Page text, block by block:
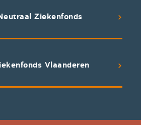
Ziekenfonds
Vlaanderen